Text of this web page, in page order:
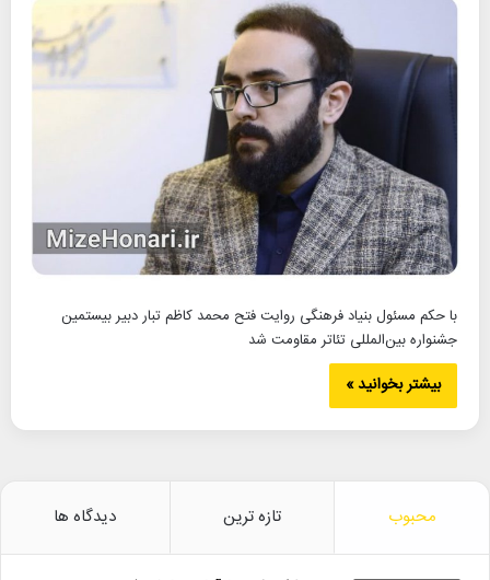
با حکم مسئول بنیاد فرهنگی روایت فتح محمد کاظم تبار دبیر بیستمین
جشنواره بین‌المللی تئاتر مقاومت شد
بیشتر بخوانید »
محبوب تازه ترین دیدگاه ها